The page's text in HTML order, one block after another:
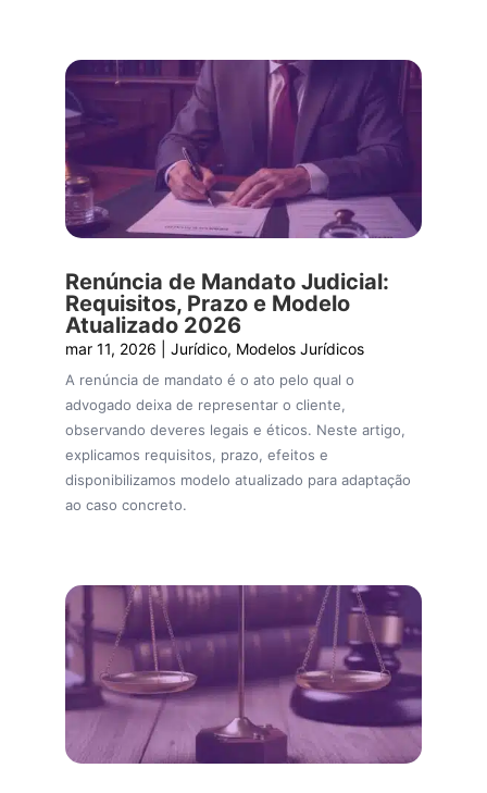
Renúncia de Mandato Judicial:
Requisitos, Prazo e Modelo
Atualizado 2026
mar 11, 2026 Jurídico, Modelos Jurídicos
A renúncia de mandato é o ato pelo qual o
advogado deixa de representar o cliente,
observando deveres legais e éticos. Neste artigo,
explicamos requisitos, prazo, efeitos e
disponibilizamos modelo atualizado para adaptação
ao caso concreto.